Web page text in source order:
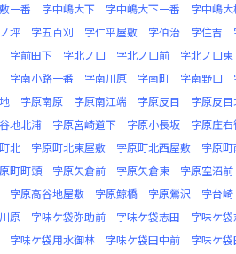
一番 字中嶋大下 字中嶋大下一番 字中嶋大
坪 字五百刈 字仁平屋敷 字伯治 字住吉
字前田下 字北ノ口 字北ノ口前 字北ノ口東
字南小路一番 字南川原 字南町 字南野口
字原南原 字原南江端 字原反目 字原反目
地北浦 字原宮崎道下 字原小長坂 字原庄
北 字原町北東屋敷 字原町北西屋敷 字原
町町頭 字原矢倉前 字原矢倉東 字原空沼前
字原高谷地屋敷 字原鯨橋 字原鶯沢 字台崎
原 字味ケ袋弥助前 字味ケ袋志田 字味ケ
字味ケ袋用水御林 字味ケ袋田中前 字味ケ